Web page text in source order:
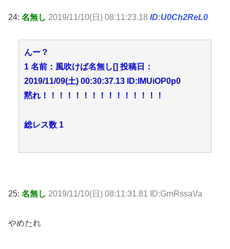
24: 名無し 2019/11/10(日) 08:11:23.18 ID:U0Ch2ReL0
んー？
1 名前：風吹けば名無し[] 投稿日：
2019/11/09(土) 00:30:37.13 ID:IMUiOP0p0
黙れ！！！！！！！！！！！！！！！
総レス数 1
25: 名無し 2019/11/10(日) 08:11:31.81 ID:GrnRssaVa
やめたれ